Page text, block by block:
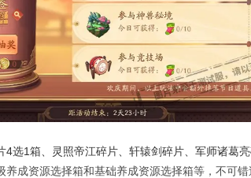
4选1箱、灵照帝江碎片、轩辕剑碎片、军师诸葛
养成资源选择箱和基础养成资源选择箱等，不可错